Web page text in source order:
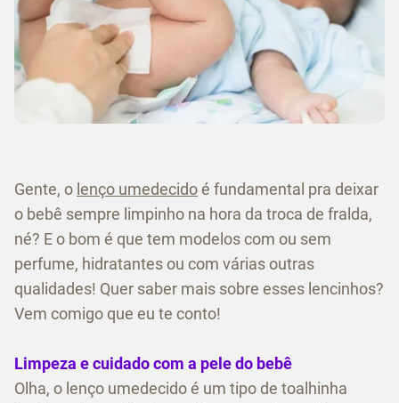
Gente, o lenço umedecidoé fundamental pra deixar
o bebê sempre limpinho na hora da troca de fralda,
né? E o bom é que tem modelos com ou sem
perfume, hidratantes ou com várias outras
qualidades! Quer saber mais sobre esses lencinhos?
Vem comigo que eu te conto!
Limpeza e cuidado com a pele do bebê
Olha, o lenço umedecido é um tipo de toalhinha